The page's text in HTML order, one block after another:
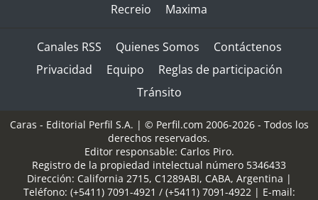
Recreio
Maxima
Canales RSS Quienes Somos
Contáctenos
Privacidad
Equipo
Reglas de participación
Tránsito
Caras - Editorial Perfil S.A. | © Perfil.com 2006-2026 - Todos los
derechos reservados.
Editor responsable: Carlos Piro.
Registro de la propiedad intelectual número 5346433
Dirección: California 2715, C1289ABI, CABA, Argentina |
Teléfono: (+5411) 7091-4921 / (+5411) 7091-4922 | E-mail: